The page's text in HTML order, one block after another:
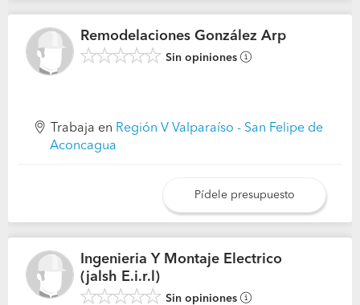
Remodelaciones González Arp
Sin opiniones
Trabaja en Región V Valparaíso - San Felipe de
Aconcagua
Pídele presupuesto
Ingenieria Y Montaje Electrico
(jalsh E.i.r.l)
Sin opiniones